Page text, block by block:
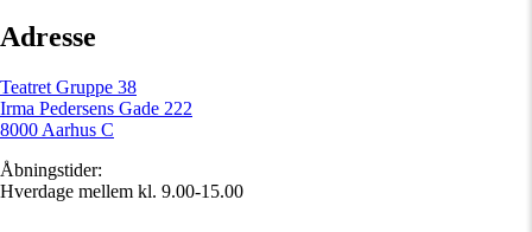
Adresse
Teatret Gruppe 38
Irma Pedersens Gade 222
8000 Aarhus C
Åbningstider:
Hverdage mellem kl. 9.00-15.00